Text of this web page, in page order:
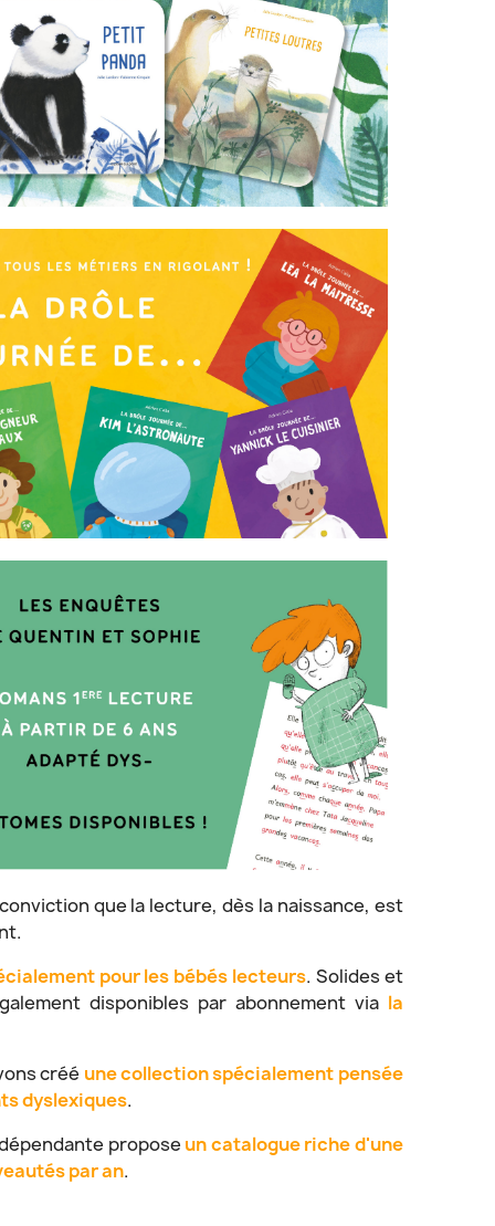
que la lecture, dès la naissance, est
pour les bébés lecteurs. Solides et
disponibles par abonnement via la
créé une collection spécialement pensée
dyslexiques.
propose un catalogue riche d'une
par an.